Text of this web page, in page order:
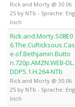
Rick and Morty @ 30.06.
25 by NTb - Sprache: Eng
lisch
Rick.and.Morty.S08E0
6.The.CuRicksous.Cas
e.of.Bethjamin.Butto
n.720p.AMZN.WEB-DL.
DDP5.1.H.264-NTb
Rick and Morty @ 30.06.
25 by NTb - Sprache: Eng
lisch